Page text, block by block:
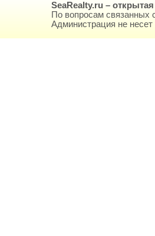
SeaRealty.ru –
По вопросам связанных
Администрация не